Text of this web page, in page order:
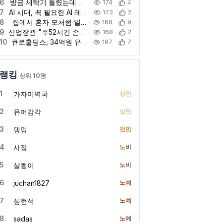
6 방금 세탁기 돌렸는데 또 빨래 있는 기분 174 4
7 AI 시대, 꼭 필요한 AI 레드티밍이란 무엇일까? 173 2
8 집에서 혼자 모처럼 일할 때 168 9
9 산업장관 "주52시간 손봐야…일하려는 의지 막아선 안돼"(종합) 168 2
10 큐로홀딩스, 34억원 유상증자…케이파트너스 등에 3자 배정 167 7
랭킹 상위 10명
1 가자미역국 상인
2 유머감각 상인
3 댕멍 천민
4 사장 노비
5 살쾡이 노비
6 juchan1827 노예
7 심현석 노예
8 sadas 노예